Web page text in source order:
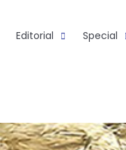
Editorial Special